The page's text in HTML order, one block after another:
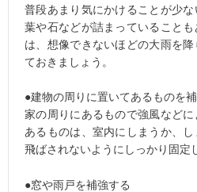
普段あまり気にかけることが少
葉や石などが詰まっていること
は、想像できないほどの大雨を
ておきましょう。
●建物の周りに置いてあるものを
家の周りにあるもので強風など
あるものは、室内にしまうか、
飛ばされないようにしっかり固定
●窓や雨戸を補強する